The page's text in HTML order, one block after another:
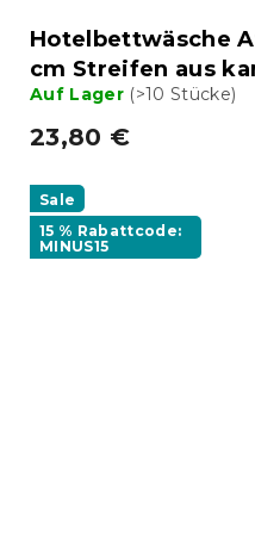
Hotelbettwäsche
cm Streifen aus
Auf Lager (>10 Stücke)
23,80 €
Sale
15 % Rabattcode:
MINUS15